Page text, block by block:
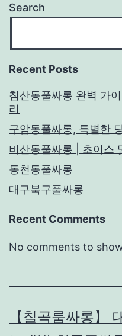
Search
Recent Posts
침산동풀싸롱 완벽 가
리
구암동풀싸롱, 특별한
비산동풀싸롱 | 초이스
동천동풀싸롱
대구북구풀싸롱
Recent Comments
No comments to
【칠곡룸싸롱】